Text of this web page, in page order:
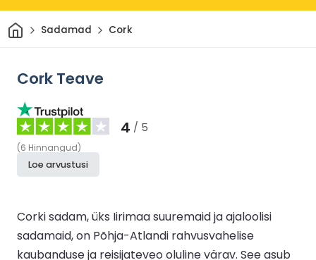
Avaleht
Sadamad Cork
Cork Teave
4 / 5
(6 Hinnangud)
Loe arvustusi
Corki sadam, üks Iirimaa suuremaid ja ajaloolisi
sadamaid, on Põhja-Atlandi rahvusvahelise
kaubanduse ja reisijateveo oluline värav. See asub